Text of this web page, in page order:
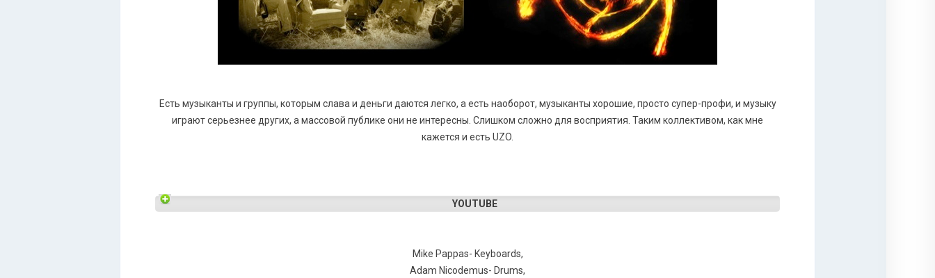
Есть музыканты и группы, которым слава и деньги даются легко, а есть наоборот, музыканты хорошие, просто супер-профи, и музыку
играют серьезнее других, а массовой публике они не интересны. Слишком сложно для восприятия. Таким коллективом, как мне
кажется и есть UZO.
YOUTUBE
Mike Pappas- Keyboards,
Adam Nicodemus- Drums,